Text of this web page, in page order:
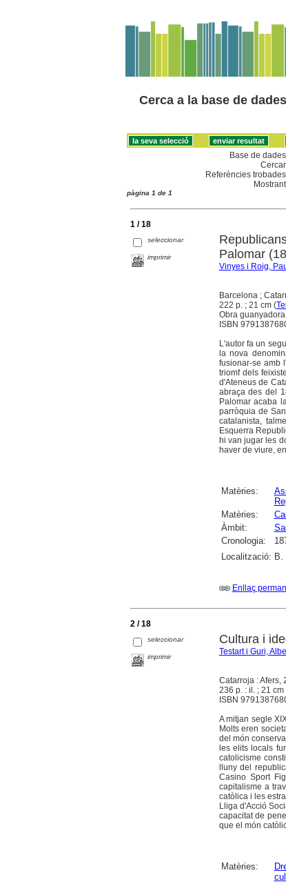
Cerca a la base de dades
Base de
Referències
pàgina 1 de 1
1 / 18
seleccionar
imprimir
Palomar
Vinyes i Roig,
Barcelona ;
222 p. ; 21 cm (
Obra
ISBN
L'autor fa un
la nova
fusionar-se amb
triomf dels
d'Ateneus de
abraça des del
Palomar acaba
parròquia de
catalanista,
Esquerra
hi van jugar les
haver de viure,
Matèries:
Matèries:
Àmbit:
Cronologia:
Localització: B.
Enllaç
2 / 18
seleccionar
imprimir
Cultura i
Testart i Guri,
Catarroja : Afers,
236 p. : il. ; 21 cm
ISBN
A mitjan segle
Molts eren
del món
les elits locals
catolicisme
lluny del
Casino Sport
capitalisme a
catòlica i les
Lliga d'Acció
capacitat de
que el món
Matèries: